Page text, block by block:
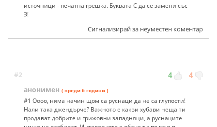
источници - печатна грешка. Буквата С да се замени със
З!
Сигнализирай за неуместен коментар
#2 4 4
анонимен ( преди 6 години )
#1 Оооо, няма начин щом са руснаци да не са глупости!
Нали така джендърче? Важното е какви хубави неща ти
продават добрите и грижовни западняци, а руснаците